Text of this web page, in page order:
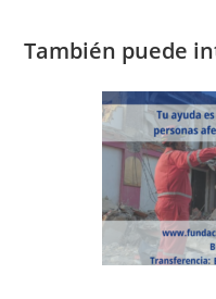
También puede